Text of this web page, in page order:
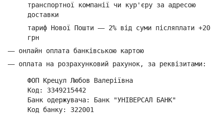
транспортної компанії чи кур'єру за адресою
доставки
тариф Нової Пошти — 2% від суми післяплати +20
грн
— онлайн оплата банківською картою
— оплата на розрахунковий рахунок, за реквізитами:
ФОП Крецул Любов Валеріївна
Код: 3349215442
Банк одержувача: Банк "УНІВЕРСАЛ БАНК"
Код банку: 322001